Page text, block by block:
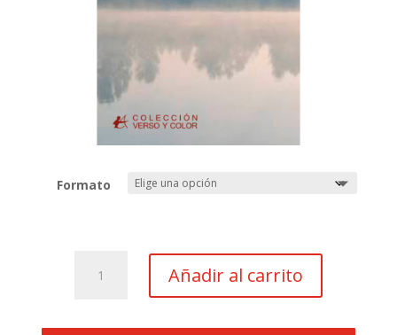
Formato
como
Añadir al carrito